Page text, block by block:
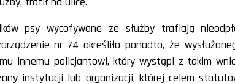
psy wycofywane ze służby trafiają
nr 74 określiło ponadto, że
innemu policjantowi, który wystąpi z takim
instytucji lub organizacji, której celem